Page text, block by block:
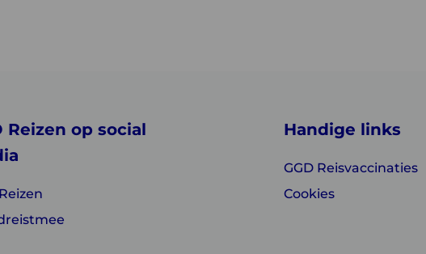
Reizen op social
Handige links
GGD Reisvaccinaties
Cookies